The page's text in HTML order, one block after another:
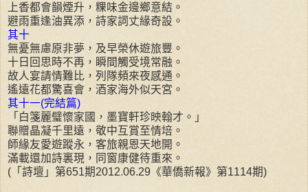
上香都會韻煙升，粿味金邊鄉意結。
避雨重逢油異添，詩家詞丈緣奇設。
其十
無憂無慮原非夢，及早榮休遊旅豐。
十日回思時不再，瞬間觸受境常融。
故人宴請情難比，列隊頻來夜感通。
遙遠花都驚喜會，酒家海外似天宮。
其十一(完結篇)
「白箋麗璧懷家國，墨寶軒珍映翰才。」
聯贈晶凝千里遠，敬中互賞至情培。
師緣友愛遊蹤永，客旅親恩天地開。
滿載還加詩裏現，同窗康健待重來。
(「詩壇」第651期2012.06.29《華僑新報》第1114期)